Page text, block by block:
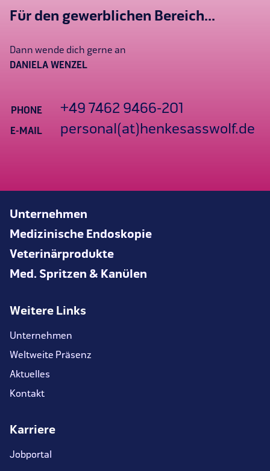
Für den gewerblichen Bereich...
Dann wende dich gerne an
DANIELA WENZEL
PHONE +49 7462 9466-201
E-MAIL personal(at)henkesasswolf.de
Unternehmen
Medizinische Endoskopie
Veterinärprodukte
Med. Spritzen & Kanülen
Weitere Links
Unternehmen
Weltweite Präsenz
Aktuelles
Kontakt
Karriere
Jobportal